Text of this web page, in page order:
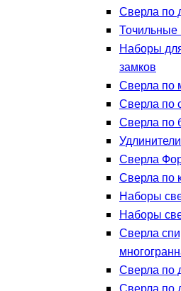
Сверла по
Точильные
Наборы
замков
Сверла по
Сверла по
Сверла по
Сверла
Сверла по
Наборы
Наборы
Сверла
Сверла по